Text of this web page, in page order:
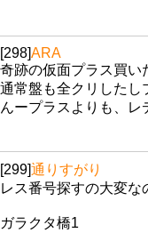
[298]ARA
奇跡の仮面プラス買い
通常盤も全クリしたし
んープラスよりも、レ
[299]通りすがり
レス番号探すの大変な
ガラクタ橋1